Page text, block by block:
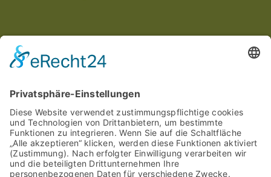
INTERESSANTES
Aktuelle Angebote
Stellenangebote
saniPEP Kundenkarte